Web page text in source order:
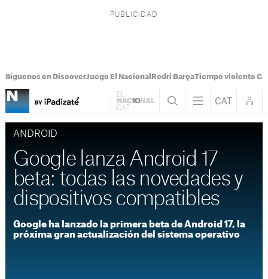
Síguenos en DiscoverJuego El Nacional Rodri BarçaTiempo violento
ANDROID
Google lanza Android 17
beta: todas las novedades y
dispositivos compatibles
Google ha lanzado la primera beta de Android 17, la
próxima gran actualización del sistema operativo